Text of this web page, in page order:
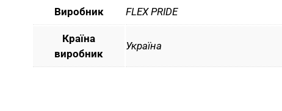
Виробник FLEX PRIDE
Країна
виробник
Україна